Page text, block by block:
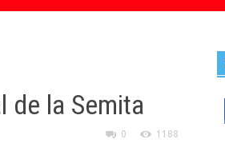
de la Semita
0 1188